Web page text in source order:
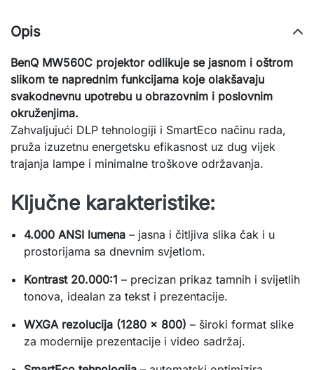
Opis
BenQ MW560C projektor odlikuje se jasnom i oštrom
slikom te naprednim funkcijama koje olakšavaju
svakodnevnu upotrebu u obrazovnim i poslovnim
okruženjima.
Zahvaljujući DLP tehnologiji i SmartEco načinu rada,
pruža izuzetnu energetsku efikasnost uz dug vijek
trajanja lampe i minimalne troškove održavanja.
Ključne karakteristike:
4.000 ANSI lumena – jasna i čitljiva slika čak i u
prostorijama sa dnevnim svjetlom.
Kontrast 20.000:1 – precizan prikaz tamnih i svijetlih
tonova, idealan za tekst i prezentacije.
WXGA rezolucija (1280 × 800) – široki format slike
za modernije prezentacije i video sadržaj.